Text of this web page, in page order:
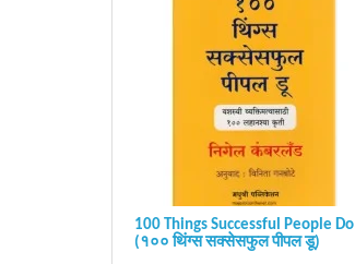
100 Things Successful People Do
(१०० थिंग्स सक्सेसफुल पीपल डू)